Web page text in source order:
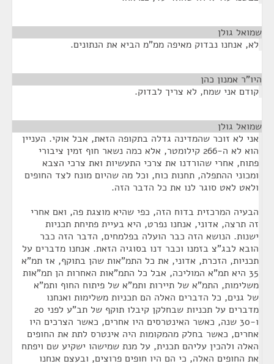
שמואל גולן
לא, אנחנו נבדוק מאיפה ממ"מ הביא את הנתונים.
היו"ר אמנון כהן
קודם אני שמח, לא צריך לבדוק.
שמואל גולן
אני לא זוכר שהמדינה גדלה בתקופה הזאת, אבל אוקי. העניין
הוא לא ה-266 קילומטר, אלא כמה נשאר חוף זמין ציבורי
פתוח, אחרי שהורדנו את צרכי התעשיות ואת צרכי הצבא
ומכוני ההתפלה, תחנות כוח, וכל מה שהיום מונח לצד החופים
ולאט לאט סוגר לנו את כל הדבר הזה.
הבעיה המרכזית בדוח הזה, כפי שהיא מוצגת פה, ואם אחרי
זה תרצה, אדוני, אנחנו נפרט, היא בעיית פתיחת תכניות
ישנות. הנושא הזה כבר הועלה בפלמחים, הדבר הזה כבר
הובא לבג"צ בזמנו וכבר דנו בסוגיה הזאת. אנחנו מדברים על
תכניות, הזכרת, אדוני, את כל התמ"אות שהן בתוקף, אז תמ"א
35 היא תמ"א המוליכה, אבל כל התמ"אות האחרות הן תמ"אות
משלימות, התמ"א של תיירות ותמ"א של פיתוח החוף ותמ"א
של גנים, כל הדברים האלה הם תכניות משלימות ואנחנו
מדברים על תכניות שבחלקן קיבלו תוקף של תב"ע לפני 20
ו-30 שנה, כאשר האינטרסים היו אחרים, כאשר הצרכים היו
אחרים, כאשר בחלק מהמקומות היה אינטרס לתת את החופים
האלה ולהכין עליהם תכנית, על מנת שמישהו ישקיע שם ויפתח
את החופים האלה, כי הם היו חופים פרוצים, ובעצם אנחנו